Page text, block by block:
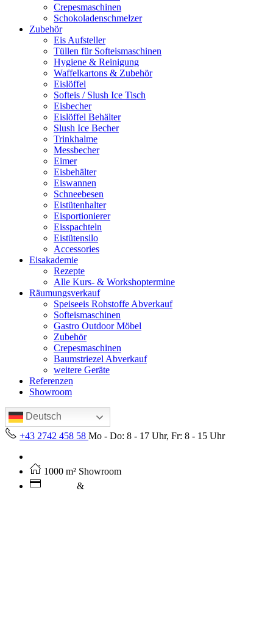
Crepesmaschinen
Schokoladenschmelzer
Zubehör
Eis Aufsteller
Tüllen für Softeismaschinen
Hygiene & Reinigung
Waffelkartons & Zubehör
Eislöffel
Softeis / Slush Ice Tisch
Eisbecher
Eislöffel Behälter
Slush Ice Becher
Trinkhalme
Messbecher
Eimer
Eisbehälter
Eiswannen
Schneebesen
Eistütenhalter
Eisportionierer
Eisspachteln
Eistütensilo
Accessories
Eisakademie
Rezepte
Alle Kurs- & Workshoptermine
Räumungsverkauf
Speiseeis Rohstoffe Abverkauf
Softeismaschinen
Gastro Outdoor Möbel
Zubehör
Crepesmaschinen
Baumstriezel Abverkauf
weitere Geräte
Referenzen
Showroom
Deutsch
+43 2742 458 58 Mo - Do: 8 - 17 Uhr, Fr: 8 - 15 Uhr
1000 m² Showroom
&